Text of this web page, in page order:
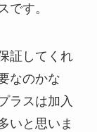
です。
証してくれ
なのかな
ラスは加入
いと思いま